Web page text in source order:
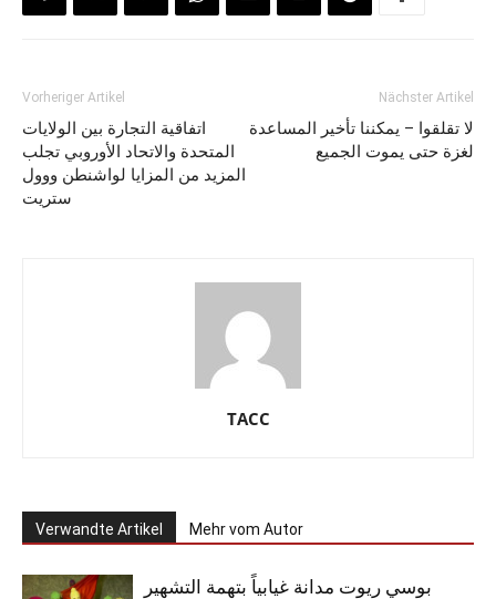
Vorheriger Artikel
اتفاقية التجارة بين الولايات
المتحدة والاتحاد الأوروبي تجلب
المزيد من المزايا لواشنطن ووول
ستريت
Nächster Artikel
لا تقلقوا – يمكننا تأخير المساعدة
لغزة حتى يموت الجميع
TACC
Verwandte Artikel Mehr vom Autor
بوسي ريوت مدانة غيابياً بتهمة التشهير